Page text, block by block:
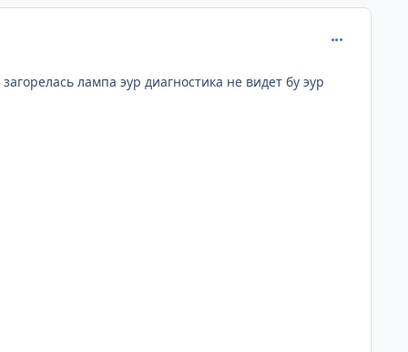
лампа эур диагностика не видет бу эур